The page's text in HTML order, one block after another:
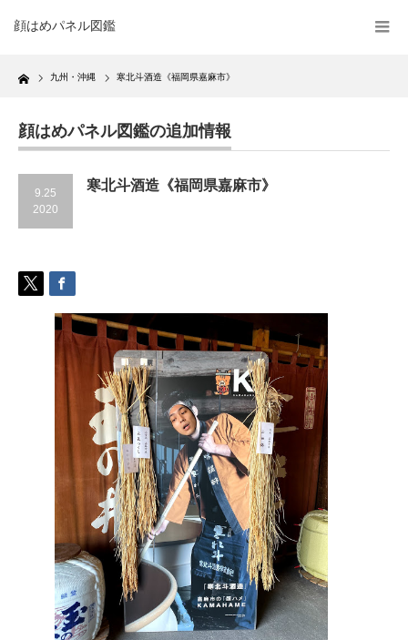
顔はめパネル図鑑
Home 九州・沖縄 寒北斗酒造《福岡県嘉麻市》
顔はめパネル図鑑の追加情報
9.25
2020
寒北斗酒造《福岡県嘉麻市》